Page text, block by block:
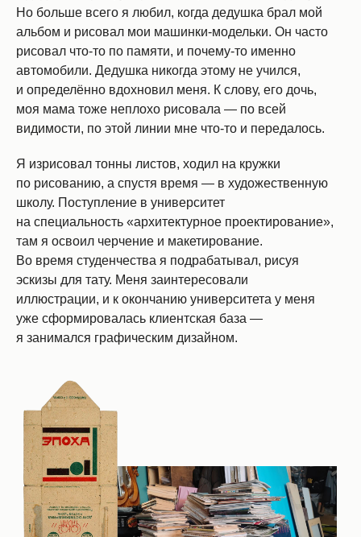
Но больше всего я любил, когда дедушка брал мой
альбом и рисовал мои машинки-модельки. Он часто
рисовал что-то по памяти, и почему-то именно
автомобили. Дедушка никогда этому не учился,
и определённо вдохновил меня. К слову, его дочь,
моя мама тоже неплохо рисовала — по всей
видимости, по этой линии мне что-то и передалось.
Я изрисовал тонны листов, ходил на кружки
по рисованию, а спустя время — в художественную
школу. Поступление в университет
на специальность «архитектурное проектирование»,
там я освоил черчение и макетирование.
Во время студенчества я подрабатывал, рисуя
эскизы для тату. Меня заинтересовали
иллюстрации, и к окончанию университета у меня
уже сформировалась клиентская база —
я занимался графическим дизайном.